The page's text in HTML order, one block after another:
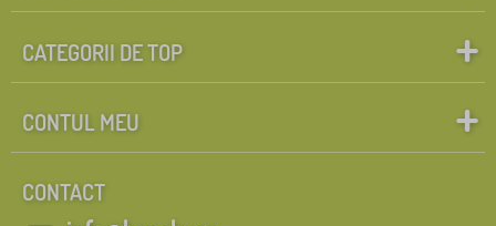
CATEGORII DE TOP
CONTUL MEU
CONTACT